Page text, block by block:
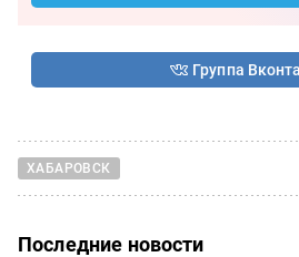
Группа
ХАБАРОВСК
Последние новости